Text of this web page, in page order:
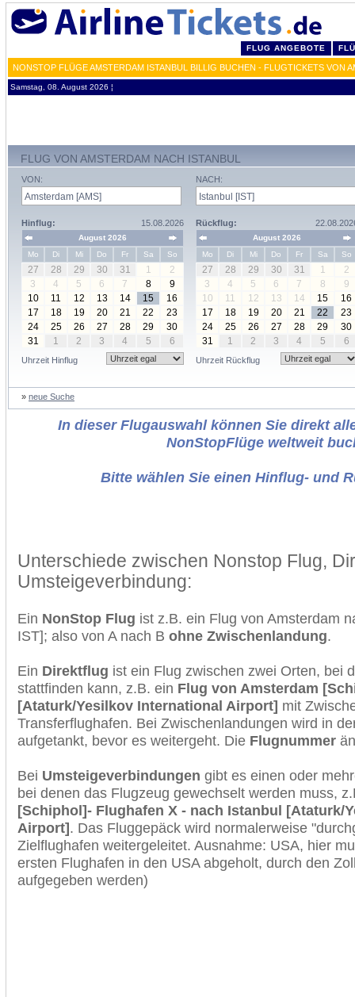
FLUG ANGEBOTE
NONSTOP FLÜGE AMSTERDAM ISTANBUL BILLIG BUCHEN - FLUGTICKETS VON
Samstag, 08. August 2026 ¦
FLUG VON AMSTERDAM NACH ISTANBUL
VON:
Hinflug: 15.08.2026
August 2026
Mo
Di Mi Do Fr Sa So
27 28 29 30 31 1
2
3
4 5 6 7 8
9
10
11 12 13 14 15
16
17
18 19 20 21 22
23
24
25 26 27 28 29
30
31
1 2 3 4 5 6
Uhrzeit Hinflug
NACH:
Rückflug:
August 2026
Mo
Di Mi Do Fr Sa So
27 28 29 30 31 1
2
3
4 5 6 7 8
9
10
11 12 13 14 15
16
17
18 19 20 21 22
23
24
25 26 27 28 29
30
31
1 2 3 4 5 6
Uhrzeit Rückflug
» neue Suche
In dieser Flugauswahl können Sie direkt
NonStopFlüge weltweit
Bitte wählen Sie einen Hinflug- und
Unterschiede zwischen Nonstop Flug,
Umsteigeverbindung:
Ein NonStop Flug ist z.B. ein Flug von Amsterdam
IST]; also von A nach B ohne Zwischenlandung.
Ein Direktflug ist ein Flug zwischen zwei Orten, bei
stattfinden kann, z.B. ein Flug von Amsterdam
[Ataturk/Yesilkov International Airport] mit
Transferflughafen. Bei Zwischenlandungen wird in
aufgetankt, bevor es weitergeht. Die Flugnummer
Bei Umsteigeverbindungen gibt es einen oder
bei denen das Flugzeug gewechselt werden muss,
[Schiphol]- Flughafen X - nach Istanbul [Ataturk/
Airport]. Das Fluggepäck wird normalerweise
Zielflughafen weitergeleitet. Ausnahme: USA, hier
ersten Flughafen in den USA abgeholt, durch den
aufgegeben werden)